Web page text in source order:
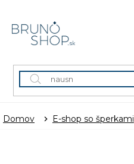
obsah
Domov E-shop so šperkami